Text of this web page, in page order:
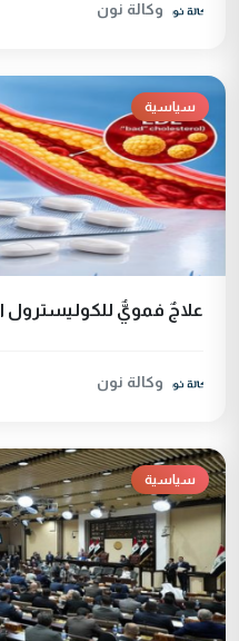
وكالة نون
سياسية
علاجٌ فمويٌّ للكوليسترول
وكالة نون
سياسية